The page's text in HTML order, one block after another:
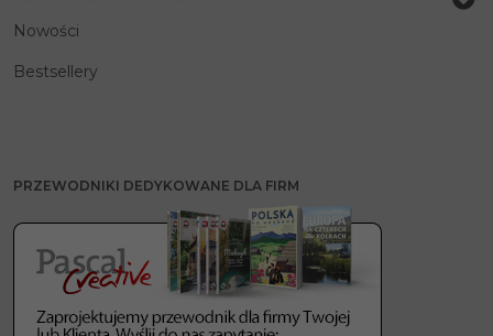
Nowości
Bestsellery
PRZEWODNIKI DEDYKOWANE DLA FIRM